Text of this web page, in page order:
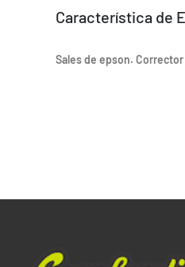
Característica de
Sales de epson.